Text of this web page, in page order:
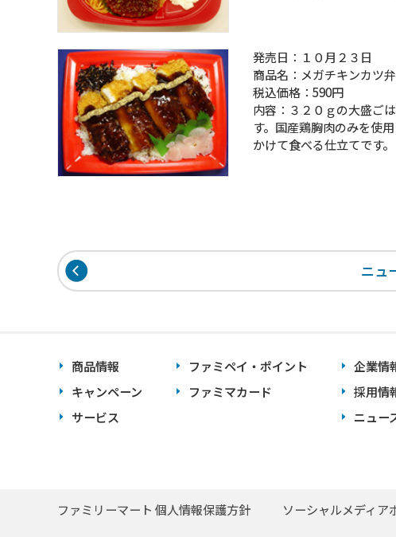
発売日：１０月２３日
商品名：メガチキンカツ
税込価格：590円
内容：３２０ｇの大盛ご
す。国産鶏胸肉のみを使
かけて食べる仕立てです。
ニュ
商品情報
キャンペーン
サービス
ファミペイ・ポイント
ファミマカード
企業情
採用情
ニュー
ファミリーマート 個人情報保護方針 ソーシャルメディア